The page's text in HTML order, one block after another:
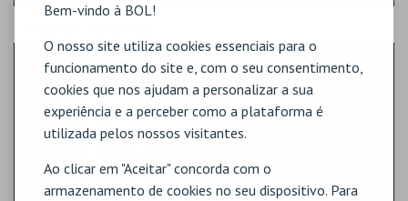
Bem-vindo à BOL!
O nosso site utiliza cookies essenciais para o
funcionamento do site e, com o seu consentimento,
cookies que nos ajudam a personalizar a sua
experiência e a perceber como a plataforma é
utilizada pelos nossos visitantes.
Ao clicar em "Aceitar" concorda com o
armazenamento de cookies no seu dispositivo. Para